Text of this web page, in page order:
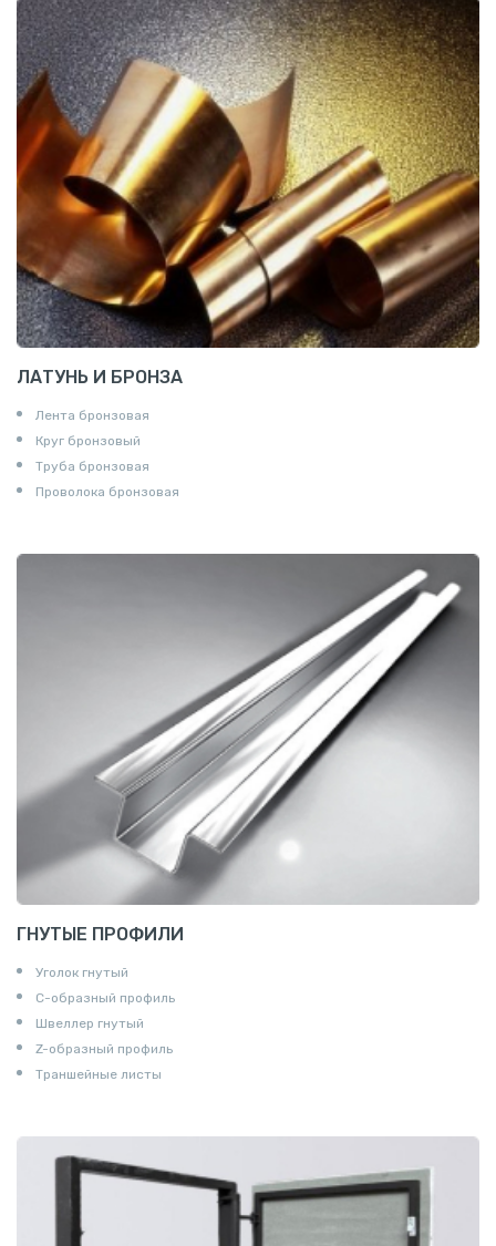
ЛАТУНЬ И БРОНЗА
Лента бронзовая
Круг бронзовый
Труба бронзовая
Проволока бронзовая
ГНУТЫЕ ПРОФИЛИ
Уголок гнутый
С-образный профиль
Швеллер гнутый
Z-образный профиль
Траншейные листы